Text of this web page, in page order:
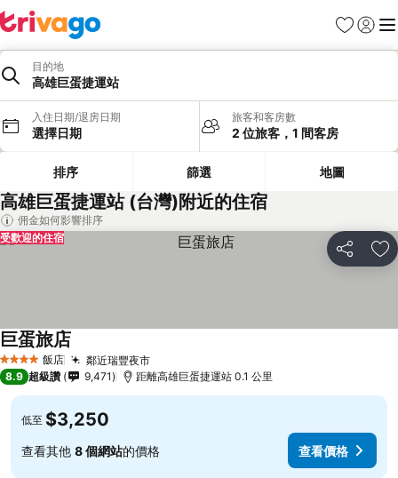
我的最愛
登入 選
目的地
高雄巨蛋捷運站
入住日期/退房日期
選擇日期
旅客和客房數
2 位旅客，1 間客房
排序 篩選 地圖
高雄巨蛋捷運站 (台灣)附近的住宿
佣金如何影響排序
分享 加
受歡迎的住宿
4 星級 飯店 鄰近瑞豐夜市
巨蛋旅店
8.9 超級讚 9,471 距離高雄巨蛋捷運站 0.1 公里
低至 $3,250
查看其他 8 個網站的價格 查看價格